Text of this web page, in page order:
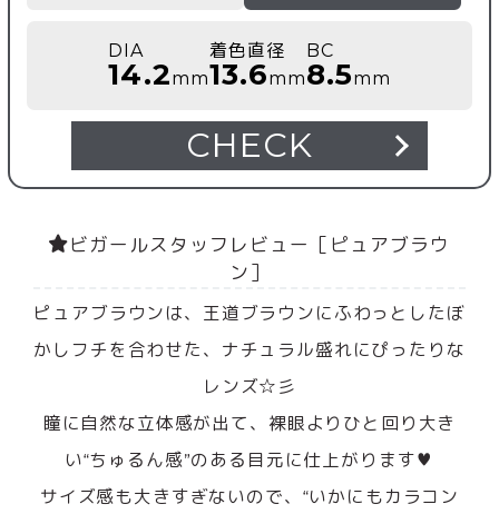
DIA
14.2mm
着色直径
13.6mm
BC
8.5mm
CHECK
ビガールスタッフレビュー［ピュアブラウ
ン］
ピュアブラウンは、王道ブラウンにふわっとしたぼ
かしフチを合わせた、ナチュラル盛れにぴったりな
レンズ☆彡
瞳に自然な立体感が出て、裸眼よりひと回り大き
い“ちゅるん感”のある目元に仕上がります♥
サイズ感も大きすぎないので、“いかにもカラコン